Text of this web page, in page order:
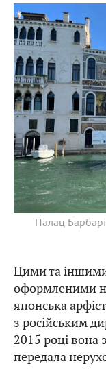
Палац
Цими та іншими
оформленими
японська
з російським
2015 році вона
передала